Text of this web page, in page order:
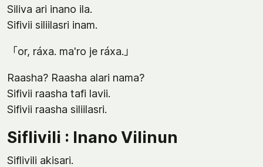
Siliva ari inano ila.
Sifivii siliilasri inam.
「or, ráxa. ma'ro je ráxa.」
Raasha? Raasha alari nama?
Sifivii raasha tafi lavii.
Sifivii raasha siliilasri.
Siflivili : Inano Vilinun
Siflivili akisari.